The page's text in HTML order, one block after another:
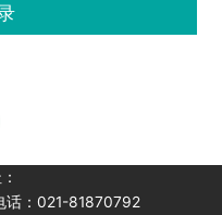
话：021-81870792